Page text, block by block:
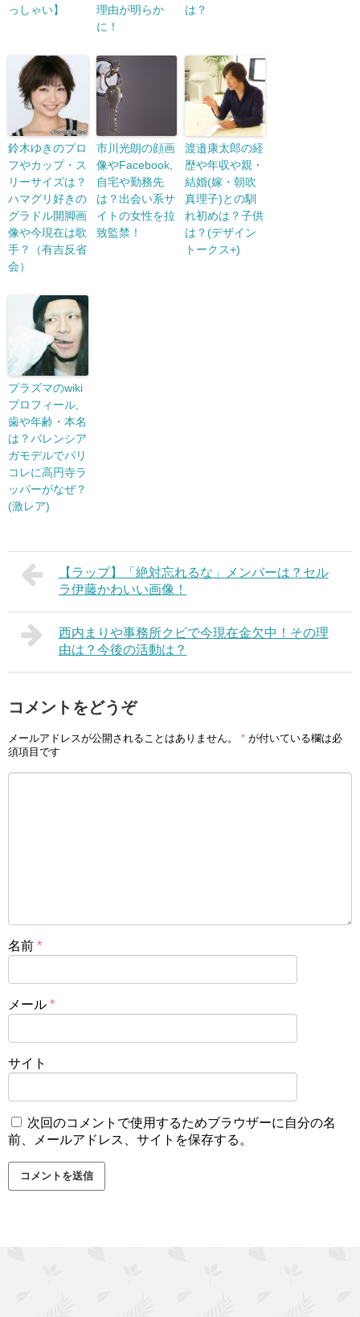
っしゃい】
理由が明らか
に！
は？
鈴木ゆきのプロ
フやカップ・ス
リーサイズは？
ハマグリ好きの
グラドル開脚画
像や今現在は歌
手？（有吉反省
会）
市川光朗の顔画
像やFacebook,
自宅や勤務先
は？出会い系サ
イトの女性を拉
致監禁！
渡邉康太郎の経
歴や年収や親・
結婚(嫁・朝吹
真理子)との馴
れ初めは？子供
は？(デザイン
トークス+)
プラズマのwiki
プロフィール,
歯や年齢・本名
は？バレンシア
ガモデルでパリ
コレに高円寺ラ
ッパーがなぜ？
(激レア)
【ラップ】「絶対忘れるな」メンバーは？セル
ラ伊藤かわいい画像！
西内まりや事務所クビで今現在金欠中！その理
由は？今後の活動は？
コメントをどうぞ
メールアドレスが公開されることはありません。 * が付いている欄は必
須項目です
名前 *
メール *
サイト
次回のコメントで使用するためブラウザーに自分の名
前、メールアドレス、サイトを保存する。